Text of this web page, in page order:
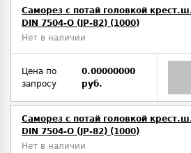
Саморез с потай головкой
DIN 7504-O (JP-82) (1000)
Нет в наличии
Цена по
запросу
0.00000000
руб.
Саморез с потай головкой
DIN 7504-O (JP-82) (1000)
Нет в наличии